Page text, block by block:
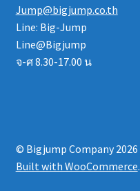
Jump@bigjump.co.th
Line: Big-Jump
Line@Bigjump
จ-ศ 8.30-17.00 น
© Bigjump Company 2026
Built with WooCommerce.